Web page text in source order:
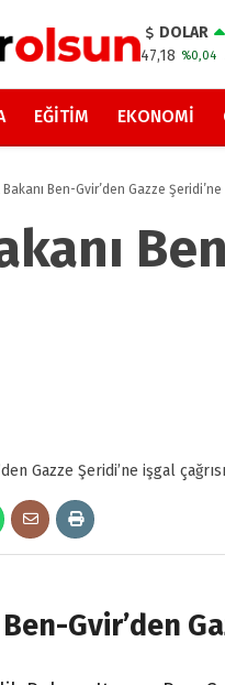
DOLAR
47,18 %0,04
EĞITIM EKONOMI
Ben-Gvir’den Gazze Şeridi’ne
Gvir’den